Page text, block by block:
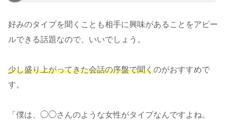
好みのタイプを聞くことも相手に興味があることをアピー
ルできる話題なので、いいでしょう。
少し盛り上がってきた会話の序盤で聞くのがおすすめで
す。
「僕は、◯◯さんのような女性がタイプなんですよね。